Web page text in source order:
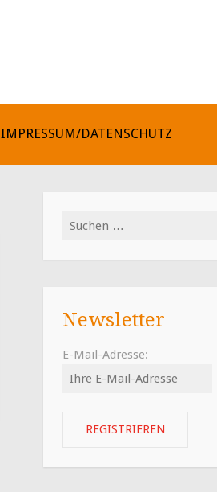
IMPRESSUM/DATENSCHUTZ
Suchen
Newsletter
E-Mail-Adresse: